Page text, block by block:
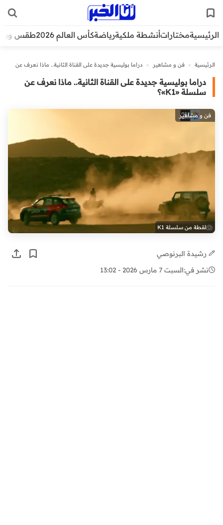
الرئيسيةمختاراتأنشطة ملكيةرياضةكأس العالم 2026 طقس
الرئيسية > فن و مشاهير >
دراما بوليسية جديدة على القناة الثانية.. ماذا نعرف عن
دراما بوليسية جديدة على القناة الثانية.. ماذا نعرف عن
سلسلة «K1»؟
فن و مشاهير
لقطة من سلسلة K1
رشيدة البرنوصي
نشر في:السبت 7 مارس 2026 - 13:02